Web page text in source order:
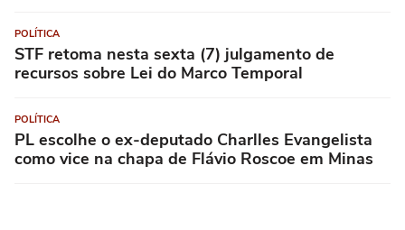
POLÍTICA
STF retoma nesta sexta (7) julgamento de
recursos sobre Lei do Marco Temporal
POLÍTICA
PL escolhe o ex-deputado Charlles Evangelista
como vice na chapa de Flávio Roscoe em Minas